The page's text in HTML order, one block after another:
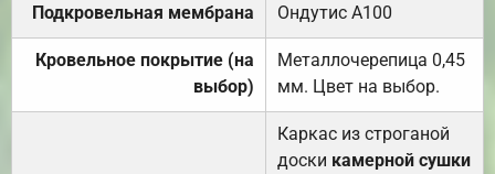
Подкровельная мембрана Ондутис А100
Кровельное покрытие (на
выбор)
Металлочерепица 0,45
мм. Цвет на выбор.
Каркас из строганой
доски камерной сушки